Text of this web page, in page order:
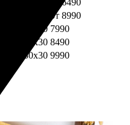
от 8990
20x20 7990
20x30 8490
30x30 9990